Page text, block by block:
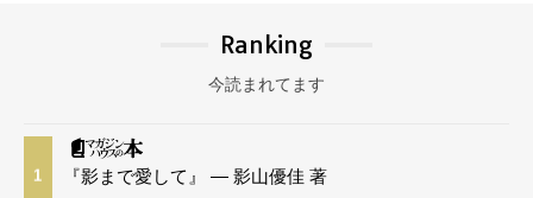
Ranking
今読まれてます
1 『影まで愛して』 — 影山優佳 著